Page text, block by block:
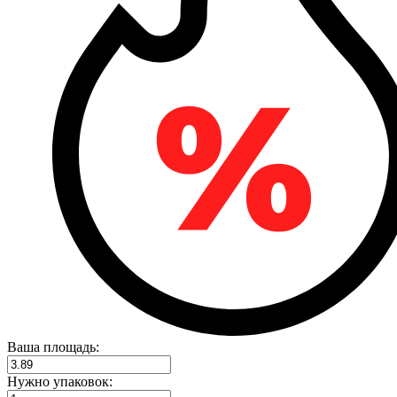
Ваша площадь:
Нужно упаковок: